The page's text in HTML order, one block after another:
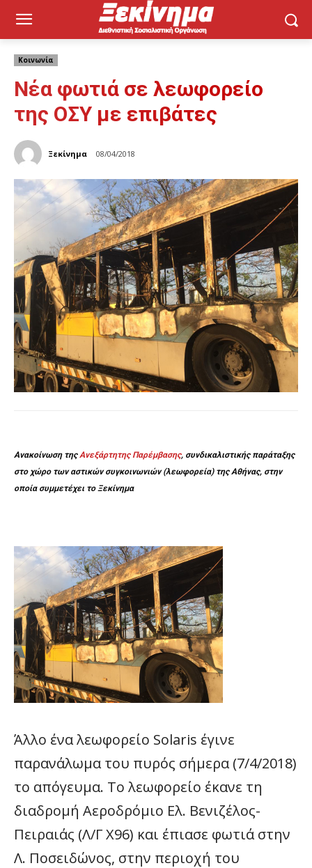
Κοινωνία
Νέα φωτιά σε λεωφορείο
της ΟΣΥ με επιβάτες
Ξεκίνημα 08/04/2018
Ανακοίνωση τηςΑνεξάρτητης Παρέμβασης, συνδικαλιστικής παράταξης
στο χώρο των αστικών συγκοινωνιών (λεωφορεία) της Αθήνας, στην
οποία συμμετέχει το Ξεκίνημα
Άλλο ένα λεωφορείο Solaris έγινε
παρανάλωμα του πυρός σήμερα (7/4/2018)
το απόγευμα. Το λεωφορείο έκανε τη
διαδρομή Αεροδρόμιο Ελ. Βενιζέλος-
Πειραιάς (Λ/Γ X96) και έπιασε φωτιά στην
Λ. Ποσειδώνος, στην περιοχή του